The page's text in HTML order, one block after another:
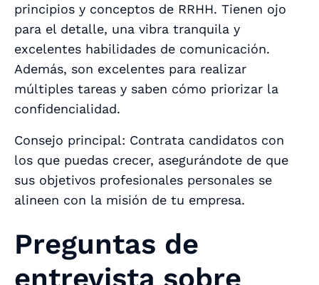
principios y conceptos de RRHH. Tienen ojo
para el detalle, una vibra tranquila y
excelentes habilidades de comunicación.
Además, son excelentes para realizar
múltiples tareas y saben cómo priorizar la
confidencialidad.
Consejo principal: Contrata candidatos con
los que puedas crecer, asegurándote de que
sus objetivos profesionales personales se
alineen con la misión de tu empresa.
Preguntas de
entrevista sobre